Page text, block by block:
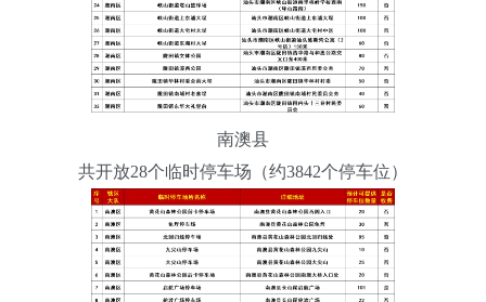
南澳县
共开放28个临时停车场（约3842个停车位）